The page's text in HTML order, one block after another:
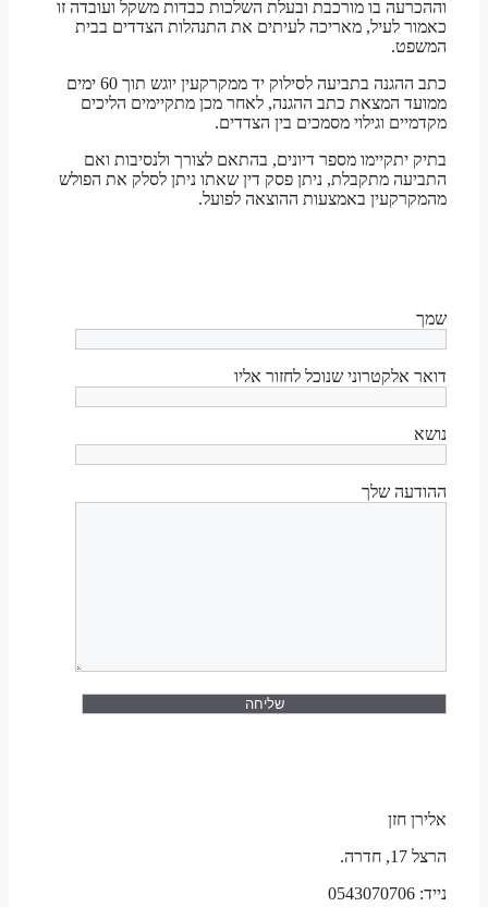
וההכרעה בו מורכבת ובעלת השלכות כבדות משקל ועובדה זו
כאמור לעיל, מאריכה לעיתים את התנהלות הצדדים בבית
המשפט.
כתב ההגנה בתביעה לסילוק יד ממקרקעין יוגש תוך 60 ימים
ממועד המצאת כתב ההגנה, לאחר מכן מתקיימים הליכים
מקדמיים וגילוי מסמכים בין הצדדים.
בתיק יתקיימו מספר דיונים, בהתאם לצורך ולנסיבות ואם
התביעה מתקבלת, ניתן פסק דין שאתו ניתן לסלק את הפולש
מהמקרקעין באמצעות ההוצאה לפועל.
שמך
דואר אלקטרוני שנוכל לחזור אליו
נושא
ההודעה שלך
אלירן חזן
הרצל 17, חדרה.
נייד: 0543070706